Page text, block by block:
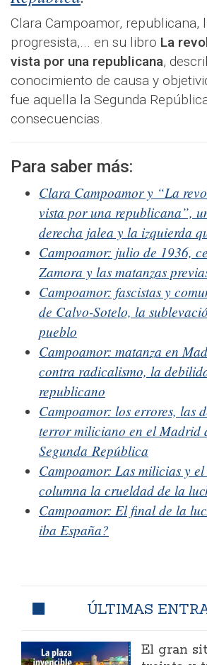
Clara Campoamor, republicana,
progresista,... en su libro La
vista por una republicana,
conocimiento de causa y
fue aquella la Segunda
consecuencias.
Para saber más:
Clara Campoamor y “La
vista por una republicana”,
derecha jalea y la izquierda
Campoamor: julio de 1936,
Zamora y las matanzas
Campoamor: fascistas y
de Calvo-Sotelo, la
pueblo
Campoamor: matanza en
contra radicalismo, la
republicano
Campoamor: los errores, las
terror miliciano en el Madrid
Segunda República
Campoamor: Las milicias y
columna la crueldad de la
Campoamor: El final de la
iba España?
ÚLTIMAS
El gran